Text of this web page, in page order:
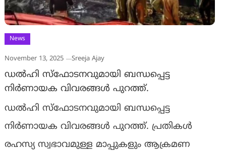
News
November 13, 2025 Sreeja Ajay
ഡല്‍ഹി സ്‌ഫോടനവുമായി ബന്ധപ്പെട്ട
നിര്‍ണായക വിവരങ്ങള്‍ പുറത്ത്.
ഡല്‍ഹി സ്‌ഫോടനവുമായി ബന്ധപ്പെട്ട
നിര്‍ണായക വിവരങ്ങള്‍ പുറത്ത്. പ്രതികള്‍
രഹസ്യ സ്വഭാവമുള്ള മാപ്പുകളും ആക്രമണ